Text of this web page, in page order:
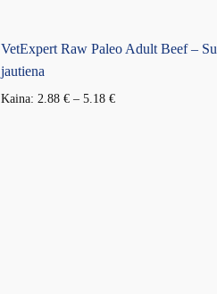
VetExpert Raw Paleo Adult Beef – Su
jautiena
Kaina: 2.88 €– 5.18 €